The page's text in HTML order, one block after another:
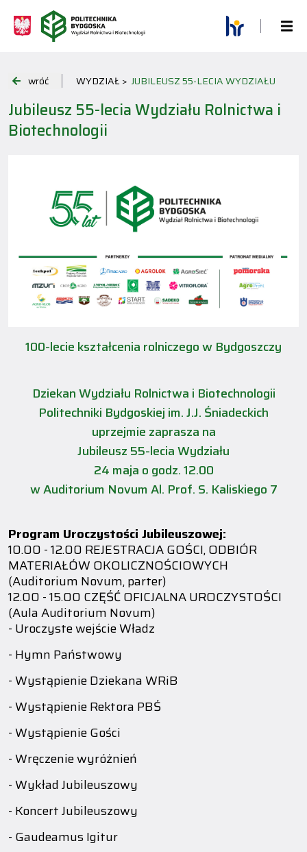
wróć WYDZIAŁ > JUBILEUSZ 55-LECIA WYDZIAŁU
Jubileusz 55-lecia Wydziału Rolnictwa i
Biotechnologii
100-lecie kształcenia rolniczego w Bydgoszczy
Dziekan Wydziału Rolnictwa i Biotechnologii
Politechniki Bydgoskiej im. J.J. Śniadeckich
uprzejmie zaprasza na
Jubileusz 55-lecia Wydziału
24 maja o godz. 12.00
w Auditorium Novum Al. Prof. S. Kaliskiego 7
Program Uroczystości Jubileuszowej:
10.00 - 12.00 REJESTRACJA GOŚCI, ODBIÓR
MATERIAŁÓW OKOLICZNOŚCIOWYCH
(Auditorium Novum, parter)
12.00 - 15.00 CZĘŚĆ OFICJALNA UROCZYSTOŚCI
(Aula Auditorium Novum)
- Uroczyste wejście Władz
- Hymn Państwowy
- Wystąpienie Dziekana WRiB
- Wystąpienie Rektora PBŚ
- Wystąpienie Gości
- Wręczenie wyróżnień
- Wykład Jubileuszowy
- Koncert Jubileuszowy
- Gaudeamus Igitur